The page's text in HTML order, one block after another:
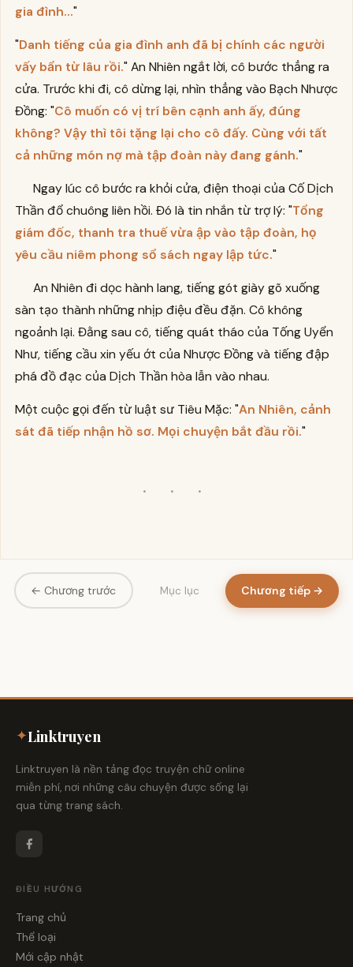
gia đình..."
"Danh tiếng của gia đình anh đã bị chính các người
vấy bẩn từ lâu rồi." An Nhiên ngắt lời, cô bước thẳng ra
cửa. Trước khi đi, cô dừng lại, nhìn thẳng vào Bạch Nhược
Đồng: "Cô muốn có vị trí bên cạnh anh ấy, đúng
không? Vậy thì tôi tặng lại cho cô đấy. Cùng với tất
cả những món nợ mà tập đoàn này đang gánh."
Ngay lúc cô bước ra khỏi cửa, điện thoại của Cố Dịch
Thần đổ chuông liên hồi. Đó là tin nhắn từ trợ lý: "Tổng
giám đốc, thanh tra thuế vừa ập vào tập đoàn, họ
yêu cầu niêm phong sổ sách ngay lập tức."
An Nhiên đi dọc hành lang, tiếng gót giày gõ xuống
sàn tạo thành những nhịp điệu đều đặn. Cô không
ngoảnh lại. Đằng sau cô, tiếng quát tháo của Tống Uyển
Như, tiếng cầu xin yếu ớt của Nhược Đồng và tiếng đập
phá đồ đạc của Dịch Thần hòa lẫn vào nhau.
Một cuộc gọi đến từ luật sư Tiêu Mặc: "An Nhiên, cảnh
sát đã tiếp nhận hồ sơ. Mọi chuyện bắt đầu rồi."
· · ·
← Chương trước Mục lục Chương tiếp →
✦Linktruyen
Linktruyen là nền tảng đọc truyện chữ online
miễn phí, nơi những câu chuyện được sống lại
qua từng trang sách.
ĐIỀU HƯỚNG
Trang chủ
Thể loại
Mới cập nhật